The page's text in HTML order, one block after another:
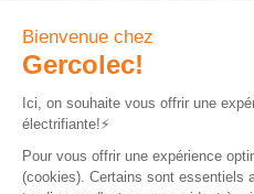
CLIENT:
Pierre-Yves Gagnon